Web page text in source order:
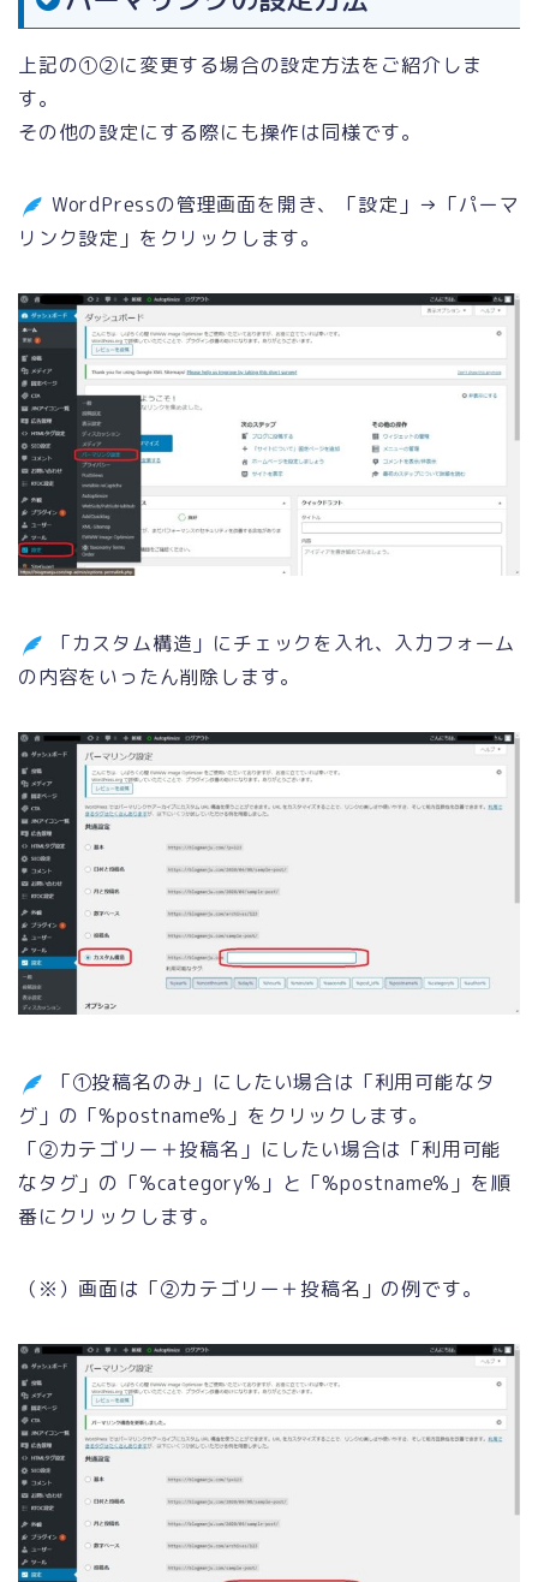
上記の①②に変更する場合の設定方法をご紹介しま
す。
その他の設定にする際にも操作は同様です。
WordPressの管理画面を開き、「設定」→「パーマ
リンク設定」をクリックします。
「カスタム構造」にチェックを入れ、入力フォーム
の内容をいったん削除します。
「①投稿名のみ」にしたい場合は「利用可能なタ
グ」の「%postname%」をクリックします。
「②カテゴリー＋投稿名」にしたい場合は「利用可能
なタグ」の「%category%」と「%postname%」を順
番にクリックします。
（※）画面は「②カテゴリー＋投稿名」の例です。